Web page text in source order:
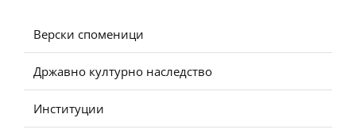
Верски споменици
Државно културно наследство
Институции